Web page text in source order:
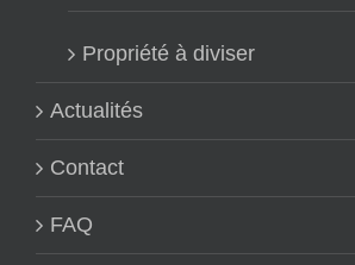
Propriété à diviser
Actualités
Contact
FAQ